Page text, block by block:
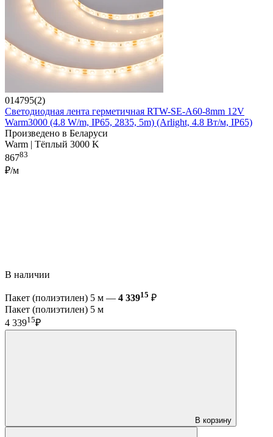
014795(2)
Светодиодная лента герметичная RTW-SE-A60-8mm 12V
Warm3000 (4.8 W/m, IP65, 2835, 5m) (Arlight, 4.8 Вт/м, IP65)
Произведено в Беларуси
Warm | Тёплый 3000 K
86783
₽/м
В наличии
Пакет (полиэтилен) 5 м — 4 33915 ₽
Пакет (полиэтилен) 5 м
4 33915₽
В корзину